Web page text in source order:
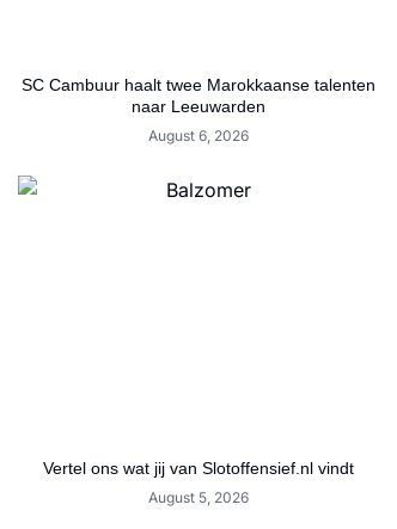
SC Cambuur haalt twee Marokkaanse talenten
naar Leeuwarden
August 6, 2026
Vertel ons wat jij van Slotoffensief.nl vindt
August 5, 2026